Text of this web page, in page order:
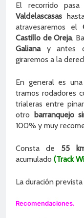
El recorrido
Valdelascasas
atravesaremos el
Castillo de Oreja.
Galianay antes
giraremos a la
En general es
tramos rodadores
trialeras entre
otro barranquejo
100% y muy
Consta de 55
acumulado (Track
La duración
Recomendaciones.